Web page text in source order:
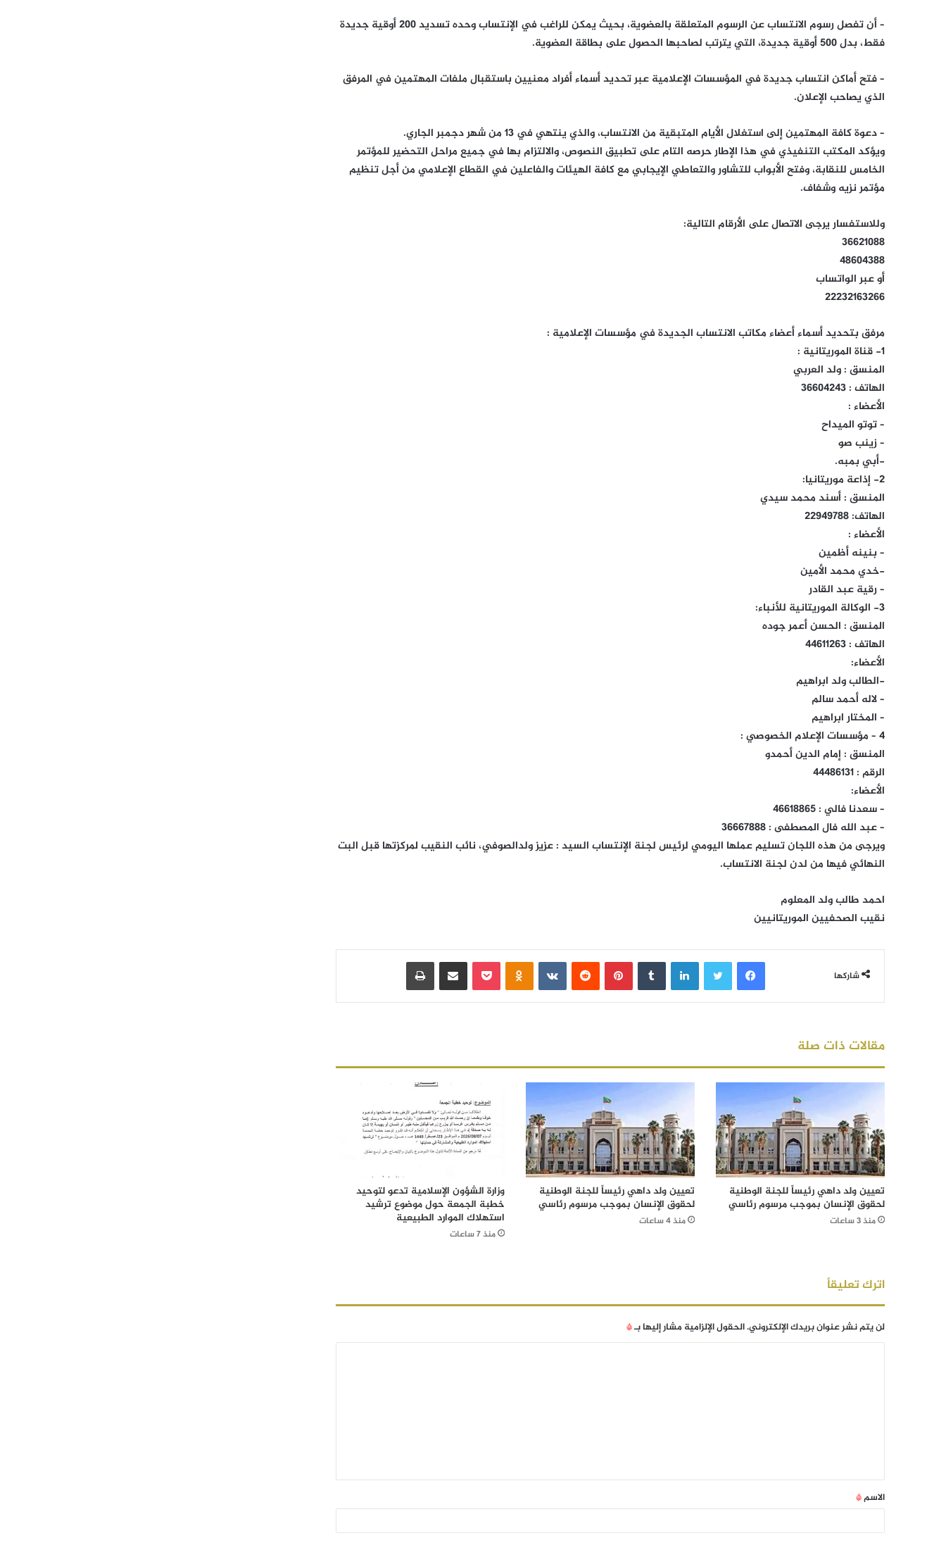
– أن تفصل رسوم الانتساب عن الرسوم المتعلقة بالعضوية، بحيث يمكن للراغب في الإنتساب وحده تسديد 200 أوقية جديدة
فقط، بدل 500 أوقية جديدة، التي يترتب لصاحبها الحصول على بطاقة العضوية.
– فتح أماكن انتساب جديدة في المؤسسات الإعلامية عبر تحديد أسماء أفراد معنيين باستقبال ملفات المهتمين في المرفق
الذي يصاحب الإعلان.
– دعوة كافة المهتمين إلى استغلال الأيام المتبقية من الانتساب، والذي ينتهي في 13 من شهر دجمبر الجاري.
ويؤكد المكتب التنفيذي في هذا الإطار حرصه التام على تطبيق النصوص، والالتزام بها في جميع مراحل التحضير للمؤتمر
الخامس للنقابة، وفتح الأبواب للتشاور والتعاطي الإيجابي مع كافة الهيئات والفاعلين في القطاع الإعلامي من أجل تنظيم
مؤتمر نزيه وشفاف.
وللاستفسار يرجى الاتصال على الأرقام التالية:
36621088
48604388
أو عبر الواتساب
22232163266
مرفق بتحديد أسماء أعضاء مكاتب الانتساب الجديدة في مؤسسات الإعلامية :
1- قناة الموريتانية :
المنسق : ولد العربي
الهاتف : 36604243
الأعضاء :
– توتو الميداح
– زينب صو
-أبي بمبه.
2- إذاعة موريتانيا:
المنسق : أسند محمد سيدي
الهاتف: 22949788
الأعضاء :
– بنينه أظمين
-خدي محمد الأمين
– رقية عبد القادر
3- الوكالة الموريتانية للأنباء:
المنسق : الحسن أعمر جوده
الهاتف : 44611263
الأعضاء:
-الطالب ولد ابراهيم
– لاله أحمد سالم
– المختار ابراهيم
4 – مؤسسات الإعلام الخصوصي :
المنسق : إمام الدين أحمدو
الرقم : 44486131
الأعضاء:
– سعدنا فالي : 46618865
– عبد الله فال المصطفى : 36667888
ويرجى من هذه اللجان تسليم عملها اليومي لرئيس لجنة الإنتساب السيد : عزيز ولدالصوفي، نائب النقيب لمركزتها قبل البت
النهائي فيها من لدن لجنة الانتساب.
احمد طالب ولد المعلوم
نقيب الصحفيين الموريتانيين
شاركها
فيسبوك لينكدإن بينتيريست بوكيت مشاركة عبر البريد
مقالات ذات صلة
تعيين ولد داهي رئيساً للجنة الوطنية
لحقوق الإنسان بموجب مرسوم رئاسي
منذ 3 ساعات
تعيين ولد داهي رئيساً للجنة الوطنية
لحقوق الإنسان بموجب مرسوم رئاسي
منذ 4 ساعات
وزارة الشؤون الإسلامية تدعو لتوحيد
خطبة الجمعة حول موضوع ترشيد
استهلاك الموارد الطبيعية
منذ 7 ساعات
اترك تعليقاً
لن يتم نشر عنوان بريدك الإلكتروني.الحقول الإلزامية مشار إليها بـ*
الاسم*